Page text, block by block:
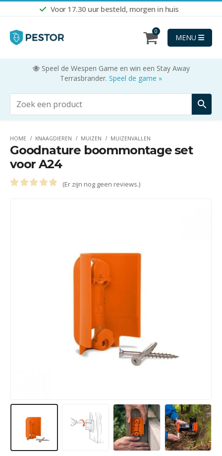
Voor 17.30 uur besteld, morgen in huis
0
MENU
🐝 Speel de Wespen Game en win een Stay Away
Terrasbrander. Speel de game »
HOME KNAAGDIEREN MUIZEN MUIZENVALLEN
Goodnature boommontage set
voor A24
(Er zijn nog geen reviews.)